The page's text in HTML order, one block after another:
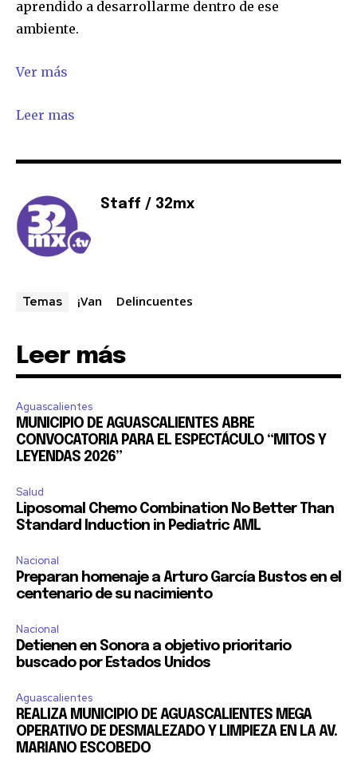
aprendido a desarrollarme dentro de ese
ambiente.
Ver más
Leer mas
Staff / 32mx
Temas ¡Van Delincuentes
Leer más
Aguascalientes
MUNICIPIO DE AGUASCALIENTES ABRE
CONVOCATORIA PARA EL ESPECTÁCULO “MITOS Y
LEYENDAS 2026”
Salud
Liposomal Chemo Combination No Better Than
Standard Induction in Pediatric AML
Nacional
Preparan homenaje a Arturo García Bustos en el
centenario de su nacimiento
Nacional
Detienen en Sonora a objetivo prioritario
buscado por Estados Unidos
Aguascalientes
REALIZA MUNICIPIO DE AGUASCALIENTES MEGA
OPERATIVO DE DESMALEZADO Y LIMPIEZA EN LA AV.
MARIANO ESCOBEDO